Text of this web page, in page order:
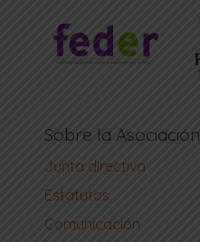
Sobre la Asociación
Junta directiva
Estatutos
Comunicación